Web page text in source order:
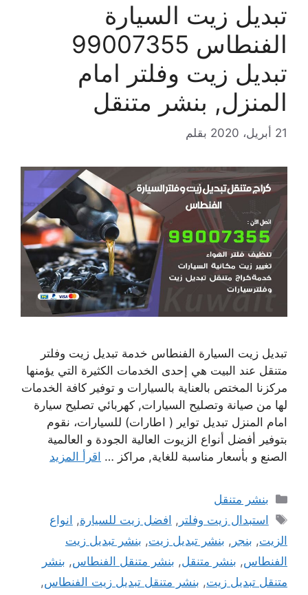
تبديل زيت السيارة
الفنطاس 99007355
تبديل زيت وفلتر امام
المنزل, بنشر متنقل
21 أبريل، 2020 بقلم
تبديل زيت السيارة الفنطاس خدمة تبديل زيت وفلتر
متنقل عند البيت هي إحدى الخدمات الكثيرة التي يؤمنها
مركزنا المختص بالعناية بالسيارات و توفير كافة الخدمات
لها من صيانة وتصليح السيارات, كهربائي تصليح سيارة
امام المنزل تبديل تواير ( اطارات) للسيارات، نقوم
بتوفير أفضل أنواع الزيوت العالية الجودة و العالمية
الصنع و بأسعار مناسبة للغاية, مراكز … اقرأ المزيد
التصنيفات
بنشر متنقل
الوسوم
استبدال زيت وفلتر , افضل زيت للسيارة, انواع
الزيت, بنجر , بنشر تبديل زيت, بنشر تبديل زيت
الفنطاس, بنشر متنقل, بنشر متنقل الفنطاس, بنشر
متنقل تبديل زيت, بنشر متنقل تبديل زيت الفنطاس,